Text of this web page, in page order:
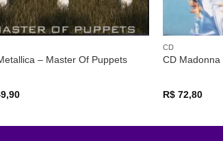
– Master Of Puppets
CD
CD
R$72,80